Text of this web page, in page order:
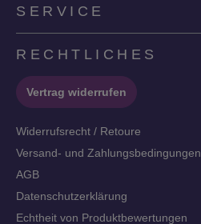
SERVICE
RECHTLICHES
Vertrag widerrufen
Widerrufsrecht / Retoure
Versand- und Zahlungsbedingungen
AGB
Datenschutzerklärung
Echtheit von Produktbewertungen